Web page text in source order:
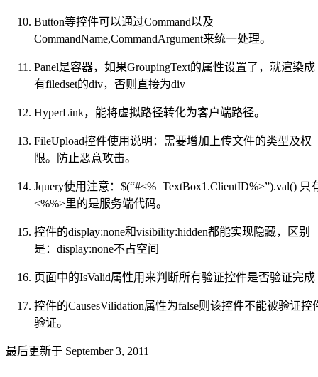
Button等控件可以通过Command以及
CommandName,CommandArgument来统一处理。
Panel是容器，如果GroupingText的属性设置了，就渲染成
有filedset的div，否则直接为div
HyperLink，能将虚拟路径转化为客户端路径。
FileUpload控件使用说明：需要增加上传文件的类型及权
限。防止恶意攻击。
Jquery使用注意：$(“#<%=TextBox1.ClientID%>”).val() 只
<%%>里的是服务端代码。
控件的display:none和visibility:hidden都能实现隐藏，区别
是：display:none不占空间
页面中的IsValid属性用来判断所有验证控件是否验证完成
控件的CausesVilidation属性为false则该控件不能被验证控
验证。
最后更新于 September 3, 2011